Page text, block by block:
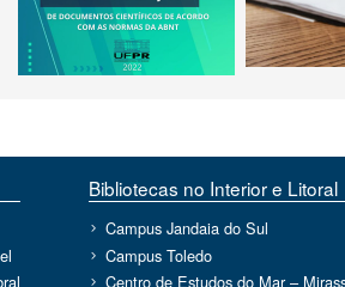
Bibliotecas no Interior e Litoral
Campus Jandaia do Sul
Campus Toledo
Centro de Estudos do Mar –